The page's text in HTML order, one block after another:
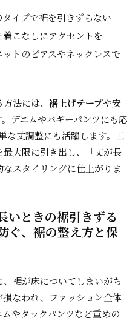
イプで裾を引きずらない
こなしにアクセントを
トのピアスやネックレスで
法には、 裾上げテープや安
デニムやバギーパンツにも応
な丈調整にも活躍します。工
大限に引き出し、「丈が長
スタイリングに仕上がりま
いときの裾引きずる
ぐ、裾の整え方と保
裾が床についてしまいがち
なわれ、ファッション全体
やタックパンツなど重めの